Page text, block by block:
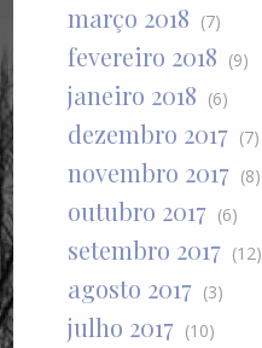
março 2018 (7)
fevereiro 2018 (9)
janeiro 2018 (6)
dezembro 2017 (7)
novembro 2017 (8)
outubro 2017 (6)
setembro 2017 (12)
agosto 2017 (3)
julho 2017 (10)